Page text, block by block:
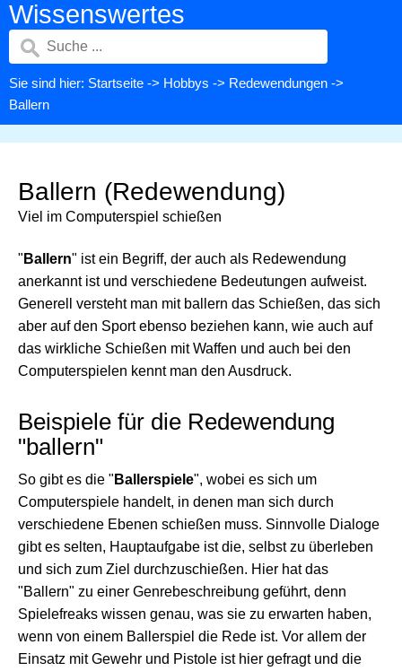
Wissenswertes
Sie sind hier: Startseite -> Hobbys -> Redewendungen ->
Ballern
Ballern (Redewendung)
Viel im Computerspiel schießen
" Ballern" ist ein Begriff, der auch als Redewendung
anerkannt ist und verschiedene Bedeutungen aufweist.
Generell versteht man mit ballern das Schießen, das sich
aber auf den Sport ebenso beziehen kann, wie auch auf
das wirkliche Schießen mit Waffen und auch bei den
Computerspielen kennt man den Ausdruck.
Beispiele für die Redewendung
"ballern"
So gibt es die " Ballerspiele", wobei es sich um
Computerspiele handelt, in denen man sich durch
verschiedene Ebenen schießen muss. Sinnvolle Dialoge
gibt es selten, Hauptaufgabe ist die, selbst zu überleben
und sich zum Ziel durchzuschießen. Hier hat das
"Ballern" zu einer Genrebeschreibung geführt, denn
Spielefreaks wissen genau, was sie zu erwarten haben,
wenn von einem Ballerspiel die Rede ist. Vor allem der
Einsatz mit Gewehr und Pistole ist hier gefragt und die